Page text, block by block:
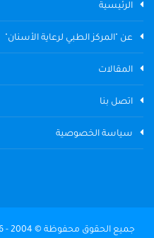
الرئيسية
عن "المركز الطبي لرعاية الأسنان"
المقالات
اتصل بنا
سياسة الخصوصية